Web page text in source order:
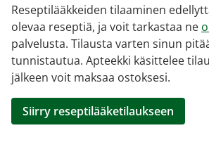
Reseptilääkkeiden tilaaminen
olevaa reseptiä, ja voit tarkastaa ne
palvelusta. Tilausta varten sinun
tunnistautua. Apteekki käsittelee
jälkeen voit maksaa ostoksesi.
Siirry reseptilääketilaukseen